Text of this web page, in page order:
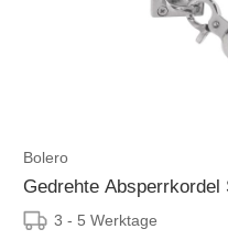
Bolero
Gedrehte
3 - 5 Werktage